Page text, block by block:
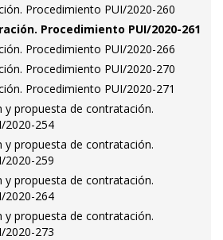
Procedimiento PUI/2020-260
Procedimiento PUI/2020-261
Procedimiento PUI/2020-266
Procedimiento PUI/2020-270
Procedimiento PUI/2020-271
y propuesta de contratación.
2020-254
y propuesta de contratación.
2020-259
y propuesta de contratación.
2020-264
y propuesta de contratación.
2020-273